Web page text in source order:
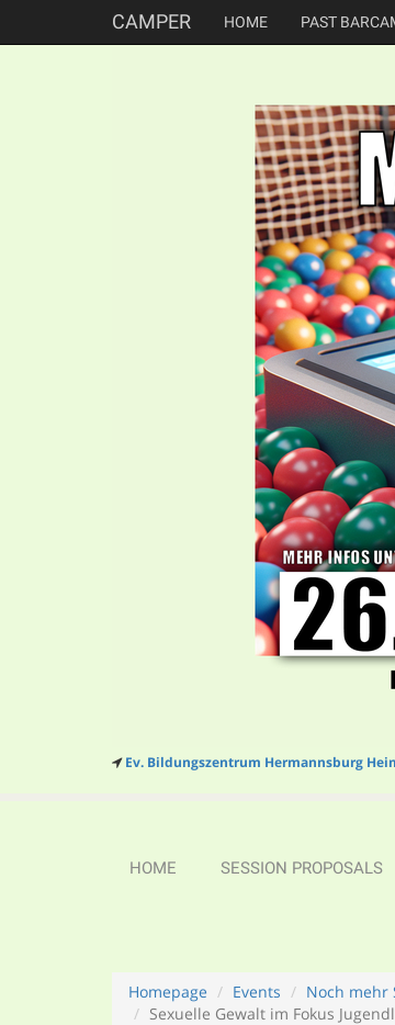
CAMPER HOME PAST
Ev. Bildungszentrum Hermannsburg
HOME SESSION PROPOSALS
Homepage Events
Noch mehr
Sexuelle Gewalt im Fokus